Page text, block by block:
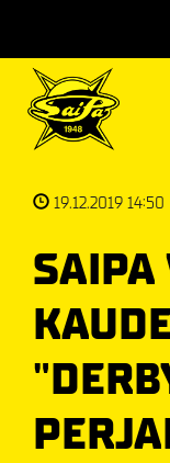
19.12.2019 14:50
SAIPA